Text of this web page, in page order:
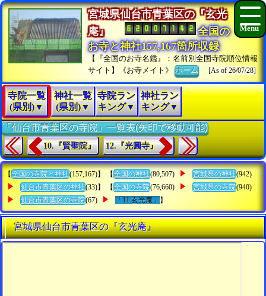
宮城県仙台市青葉区の『玄光
庵』
全国の
お寺と神社157,167箇所収録
【『全国のお寺名鑑』：名前別全国寺院順位情報
サイト】《お寺メイト》ホーム [As of 26/07/28]
寺院一覧
(県別)▼
神社一覧
(県別)▼
寺院ラン
キング▼
神社ラン
キング▼
「仙台市青葉区の寺院」一覧表(矢印で移動可能)
10.『賢聖院』 12.『光圓寺』
【 全国の寺院と神社(157,167)】 【 全国の神社(80,507) 宮城県の神社(942)
仙台市青葉区の神社(33)】 【 全国の寺院(76,660) 宮城県の寺院(940)
仙台市青葉区の寺院(67) 「11.玄光庵」 】
宮城県仙台市青葉区の『玄光庵』